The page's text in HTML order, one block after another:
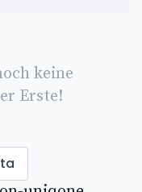
keine
Erste!